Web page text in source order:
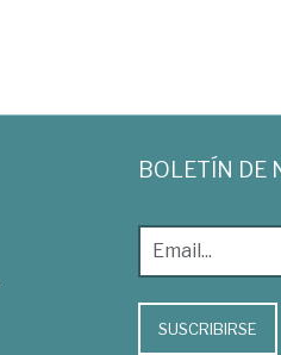
BOLETÍN DE
SUSCRIBIRSE